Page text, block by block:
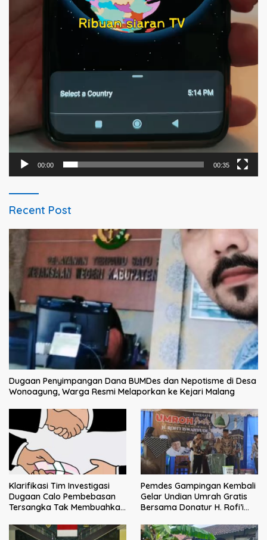
00:00 00:35
Recent Post
Dugaan Penyimpangan Dana BUMDes dan Nepotisme di Desa
Wonoagung, Warga Resmi Melaporkan ke Kejari Malang
Klarifikasi Tim Investigasi
Dugaan Calo Pembebasan
Tersangka Tak Membuahkan
Pemdes Gampingan Kembali
Gelar Undian Umrah Gratis
Bersama Donatur H. Rofi’i
bagi Pejuang Sosial